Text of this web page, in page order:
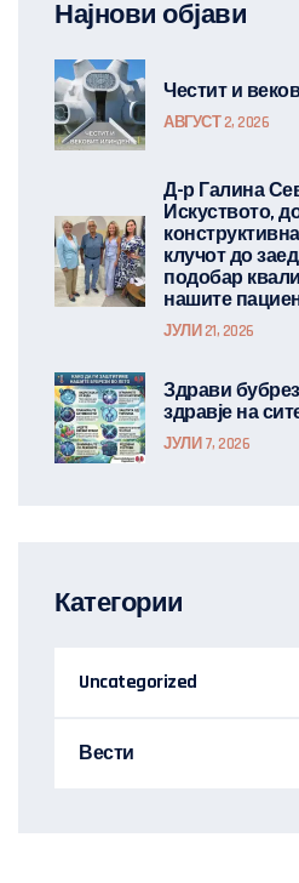
Најнови објави
Честит и
АВГУСТ 2, 2026
Д-р Галина
Искуството,
клучот до
подобар
нашите
ЈУЛИ 21, 2026
Здрави
здравје на
ЈУЛИ 7, 2026
Категории
Uncategorized
Вести